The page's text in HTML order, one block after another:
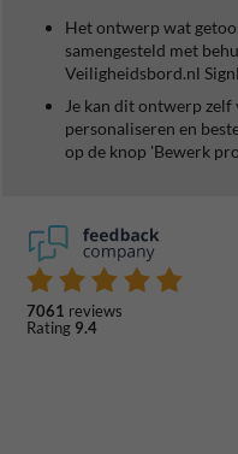
Het ontwerp wat
samengesteld met
Veiligheidsbord.nl
Je kan dit ontwerp zelf
personaliseren en
op de knop 'Bewerk
7061 reviews
Rating 9.4